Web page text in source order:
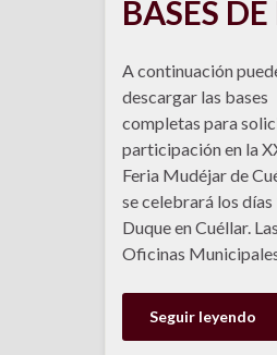
BASES
A continuación
descargar las bases
completas para
participación en la
Feria Mudéjar de
se celebrará los
Duque en Cuéllar.
Oficinas
Seguir leyendo